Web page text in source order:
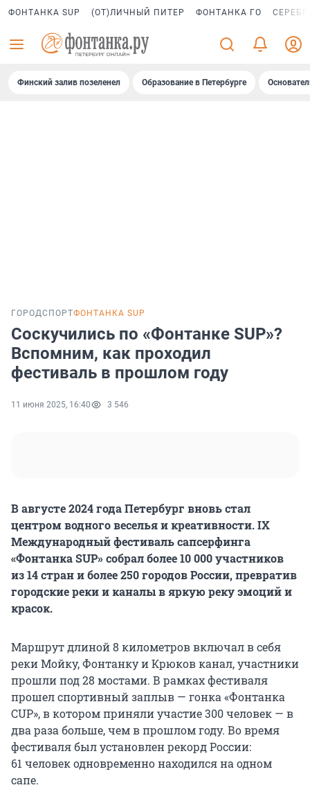
ФОНТАНКА SUP (ОТ)ЛИЧНЫЙ ПИТЕР ФОНТАНКА ГО
Финский залив позеленел Образование в Петербурге
ГОРОДСПОРТФОНТАНКА SUP
Соскучились по «Фонтанке SUP»?
Вспомним, как проходил
фестиваль в прошлом году
11 июня 2025, 16:40 3 546
В августе 2024 года Петербург вновь стал
центром водного веселья и креативности. IX
Международный фестиваль сапсерфинга
«Фонтанка SUP» собрал более10 000участников
из14 страни более250 городовРоссии, превратив
городские реки и каналы в яркую реку эмоций и
красок.
Маршрут длиной 8 километров включал в себя
реки Мойку, Фонтанку и Крюков канал, участники
прошли под28 мостами. В рамках фестиваля
прошел спортивный заплыв — гонка «Фонтанка
CUP», в котором приняли участие300 человек — в
два раза больше, чем в прошлом году. Во время
фестиваля был установлен рекорд России:
61 человекодновременно находился на одном
сапе.